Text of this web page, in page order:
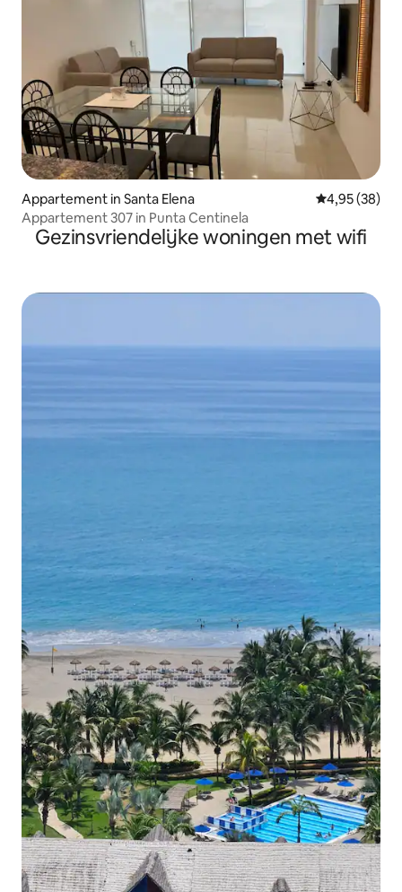
Appartement in Santa Elena Gemiddelde
4,95 (38)
Appartement 307 in Punta Centinela
Gezinsvriendelijke woningen met wifi